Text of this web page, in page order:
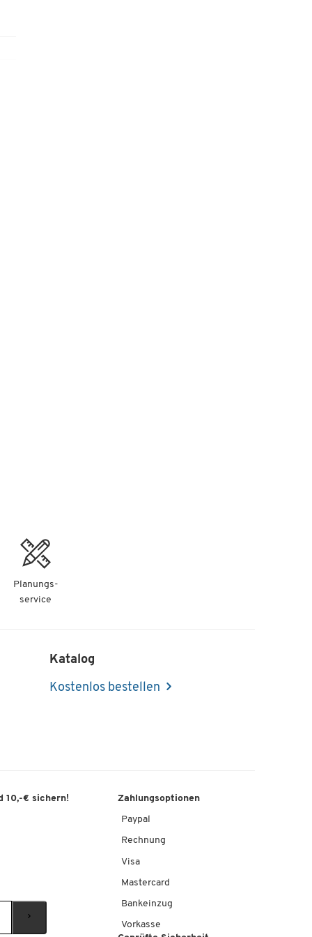
Planungs-
service
Katalog
Kostenlos bestellen
10,-€ sichern! Zahlungsoptionen
Paypal
Rechnung
Visa
Mastercard
Bankeinzug
Vorkasse